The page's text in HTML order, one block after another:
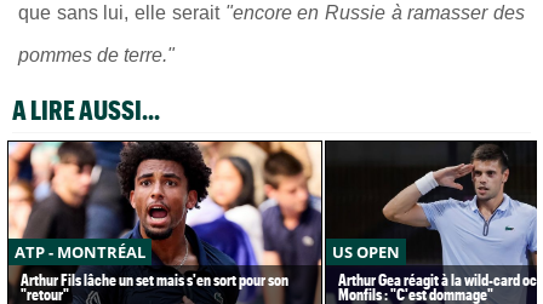
que sans lui, elle serait "encore en Russie à ramasser des
pommes de terre."
A LIRE AUSSI...
ATP - MONTRÉAL
Arthur Fils lâche un set mais s'en sort pour son
"retour"
US OPEN
Arthur Gea réagit à la wild-card
Monfils : "C'est dommage"